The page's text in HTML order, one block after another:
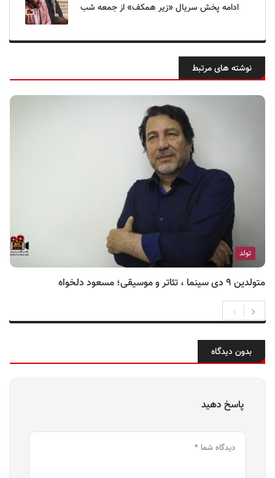
ادامه پخش سریال «زیر همکف» از جمعه شب
نوشته های مرتبط
تولد
متولدین ۹ دی سینما ، تئاتر و موسیقی؛ مسعود دلخواه
بدون دیدگاه
پاسخ دهید